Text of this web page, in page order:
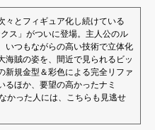
々とフィギュア化し続けている
ス」がついに登場。主人公のル
いつもながらの高い技術で立体化
海賊の姿を、間近で見られるビッ
新規金型＆彩色による完全リファ
るほか、要望の高かったナミ
かった人には、こちらも見逃せ